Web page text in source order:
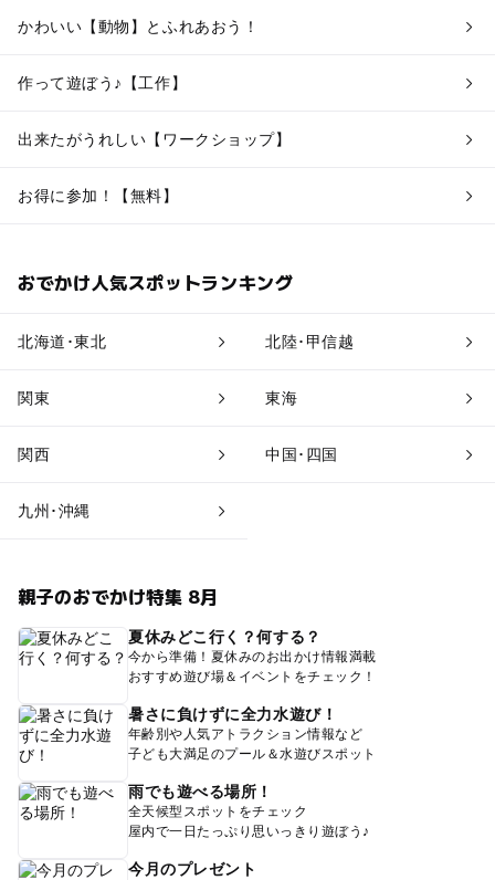
かわいい【動物】とふれあおう！
作って遊ぼう♪【工作】
出来たがうれしい【ワークショップ】
お得に参加！【無料】
おでかけ人気スポットランキング
北海道･東北 北陸･甲信越
関東 東海
関西 中国･四国
九州･沖縄
親子のおでかけ特集 8月
夏休みどこ行く？何する？
今から準備！夏休みのお出かけ情報満載
おすすめ遊び場＆イベントをチェック！
暑さに負けずに全力水遊び！
年齢別や人気アトラクション情報など
子ども大満足のプール＆水遊びスポット
雨でも遊べる場所！
全天候型スポットをチェック
屋内で一日たっぷり思いっきり遊ぼう♪
今月のプレゼント